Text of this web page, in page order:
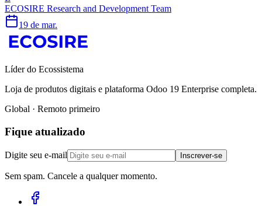
ECOSIRE Research and Development Team
19 de mar.
Líder do Ecossistema
Loja de produtos digitais e plataforma Odoo 19 Enterprise completa.
Global · Remoto primeiro
Fique atualizado
Digite seu e-mail Inscrever-se
Sem spam. Cancele a qualquer momento.